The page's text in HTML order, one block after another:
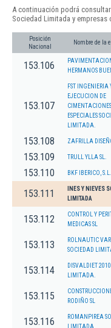
A continuación podrá
Sociedad Limitada y
Posición
Nacional
Nombre de la
153.106
HERMANOS
153.107
FST INGENIERIA
EJECUCION DE
CIMENTACIONES
ESPECIALES
LIMITADA.
153.108 ZAFRILLA
153.109 TRULL YLLA SL.
153.110 BKF IBERICO, S.L.
153.111
INES Y NIEVES
LIMITADA
153.112
CONTROL Y
MEDICAS SL
153.113
ROLNAUTIC
SOCIEDAD
153.114
DISVALDIET
LIMITADA.
153.115
RODIÑO SL
153.116
ROMANPIREA
LIMITADA.